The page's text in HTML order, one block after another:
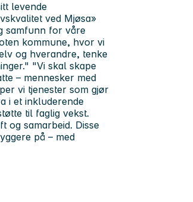
levende
ved Mjøsa»
samfunn for våre
kommune, hvor vi
og hverandre, tenke
"Vi skal skape
– mennesker med
vi tjenester som gjør
i et inkluderende
til faglig vekst.
og samarbeid. Disse
på – med